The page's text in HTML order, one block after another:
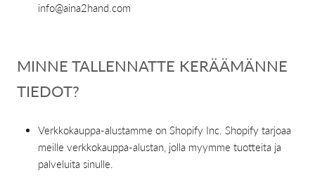
info@aina2hand.com
MINNE TALLENNATTE KERÄÄMÄNNE
TIEDOT?
Verkkokauppa-alustamme on Shopify Inc. Shopify tarjoaa
meille verkkokauppa-alustan, jolla myymme tuotteita ja
palveluita sinulle.